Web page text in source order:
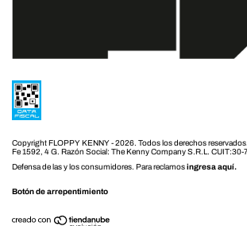
Copyright FLOPPY KENNY - 2026. Todos los derechos reservados.
Defensa de las y los consumidores. Para reclamosingresa aquí.
Botón de arrepentimiento